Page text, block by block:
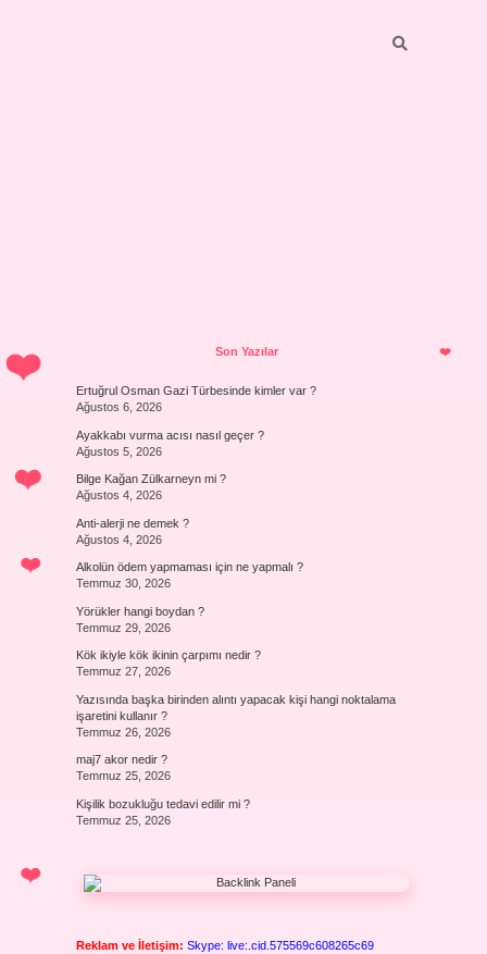
Son Yazılar
Ertuğrul Osman Gazi Türbesinde kimler var ?
Ağustos 6, 2026
Ayakkabı vurma acısı nasıl geçer ?
Ağustos 5, 2026
Bilge Kağan Zülkarneyn mi ?
Ağustos 4, 2026
Anti-alerji ne demek ?
Ağustos 4, 2026
Alkolün ödem yapmaması için ne yapmalı ?
Temmuz 30, 2026
Yörükler hangi boydan ?
Temmuz 29, 2026
Kök ikiyle kök ikinin çarpımı nedir ?
Temmuz 27, 2026
Yazısında başka birinden alıntı yapacak kişi hangi noktalama
işaretini kullanır ?
Temmuz 26, 2026
maj7 akor nedir ?
Temmuz 25, 2026
Kişilik bozukluğu tedavi edilir mi ?
Temmuz 25, 2026
Reklam ve İletişim: Skype: live:.cid.575569c608265c69